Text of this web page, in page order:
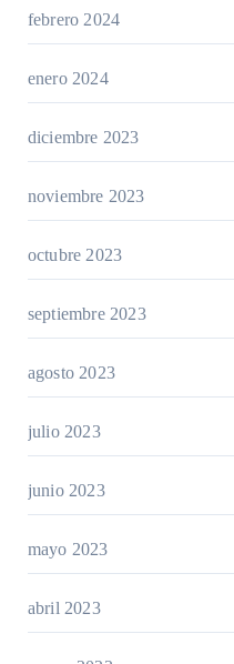
febrero 2024
enero 2024
diciembre 2023
noviembre 2023
octubre 2023
septiembre 2023
agosto 2023
julio 2023
junio 2023
mayo 2023
abril 2023